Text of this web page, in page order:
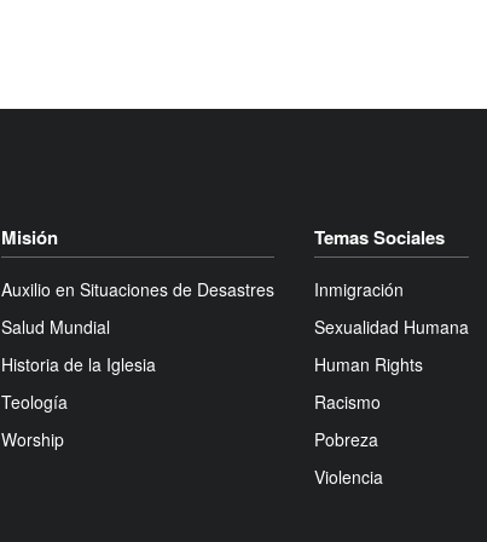
Misión
Auxilio en Situaciones de Desastres
Salud Mundial
Historia de la Iglesia
Teología
Worship
Temas Sociales
Inmigración
Sexualidad Humana
Human Rights
Racismo
Pobreza
Violencia